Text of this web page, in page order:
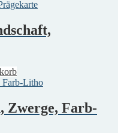
Zwerge, Farb-